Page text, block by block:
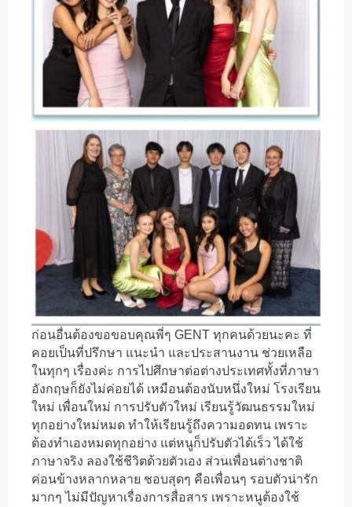
ก่อนอื่นต้องขอขอบคุณพี่ๆ GENT ทุกคนด้วยนะคะ ที่
คอยเป็นที่ปรึกษา แนะนำ และประสานงาน ช่วยเหลือ
ในทุกๆ เรื่องค่ะ การไปศึกษาต่อต่างประเทศทั้งที่ภาษา
อังกฤษก็ยังไม่ค่อยได้ เหมือนต้องนับหนึ่งใหม่ โรงเรียน
ใหม่ เพื่อนใหม่ การปรับตัวใหม่ เรียนรู้วัฒนธรรมใหม่
ทุกอย่างใหม่หมด ทำให้เรียนรู้ถึงความอดทน เพราะ
ต้องทำเองหมดทุกอย่าง แต่หนูก็ปรับตัวได้เร็ว ได้ใช้
ภาษาจริง ลองใช้ชีวิตด้วยตัวเอง ส่วนเพื่อนต่างชาติ
ค่อนข้างหลากหลาย ชอบสุดๆ คือเพื่อนๆ รอบตัวน่ารัก
มากๆ ไม่มีปัญหาเรื่องการสื่อสาร เพราะหนูต้องใช้